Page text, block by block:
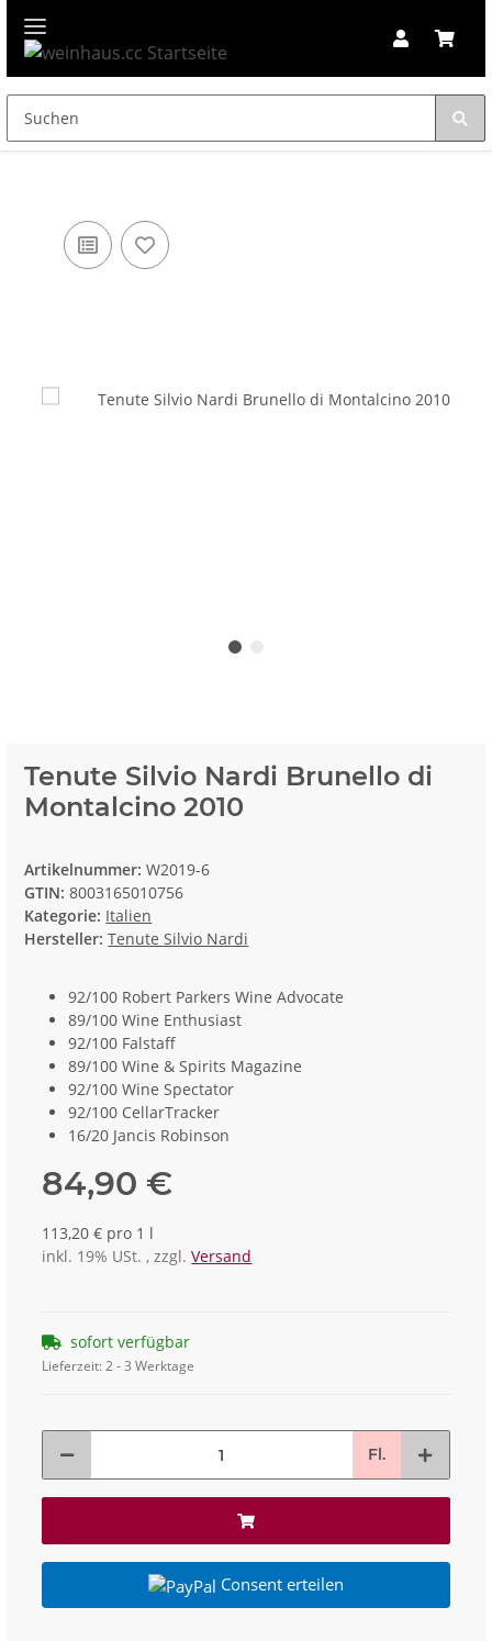
Tenute Silvio Nardi Brunello di
Montalcino 2010
Artikelnummer:W2019-6
GTIN: 8003165010756
Kategorie: Italien
Hersteller: Tenute Silvio Nardi
92/100 Robert Parkers Wine Advocate
89/100 Wine Enthusiast
92/100 Falstaff
89/100 Wine & Spirits Magazine
92/100 Wine Spectator
92/100 CellarTracker
16/20 Jancis Robinson
84,90 €
113,20 € pro 1 l
inkl. 19% USt. , zzgl.Versand
sofort verfügbar
Lieferzeit:2 - 3 Werktage
Fl.
Consent erteilen